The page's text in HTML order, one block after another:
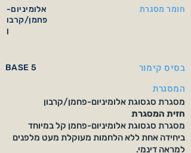
אלומיניום-
פחמן/קרבו
ן
חומר מסגרת
בסיס קימור BASE 5
המסגרת
מסגרת סגסוגת אלומיניום-פחמן/קרבון
חזית המסגרת
מסגרת סגסוגת אלומיניום-פחמן קל במיוחד
ביחידה אחת ללא הלחמות מעוקלת מעט מלפנים
למראה דינמי.